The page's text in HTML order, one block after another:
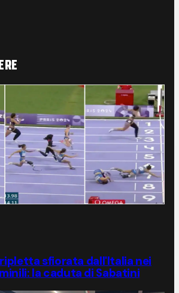
sfiorata dall'Italia nei
la caduta di Sabatini